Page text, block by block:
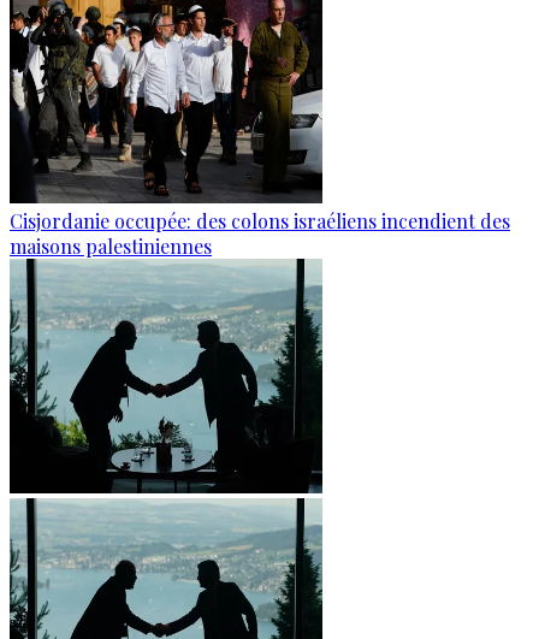
Cisjordanie occupée: des colons israéliens incendient des
maisons palestiniennes